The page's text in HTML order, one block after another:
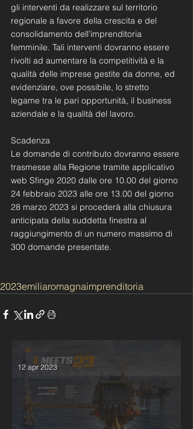
gli interventi da realizzare sul territorio
regionale a favore della crescita e del
consolidamento dell’imprenditoria
femminile. Tali interventi dovranno essere
rivolti ad aumentare la competitività e la
qualità delle imprese gestite da donne, ed
evidenziare, ove possibile, lo stretto
legame tra le pari opportunità, il business
aziendale e la qualità del lavoro.
Scadenza
Le domande di contributo dovranno essere
trasmesse alla Regione tramite applicativo
web Sfinge 2020 dalle ore 10.00 del giorno
24 febbraio 2023 alle ore 13.00 del giorno
28 marzo 2023 si procederà alla chiusura
anticipata della suddetta finestra al
raggiungimento di un numero massimo di
300 domande presentate.
2023emiliaromagnaimprenditoria
12 apr 2023